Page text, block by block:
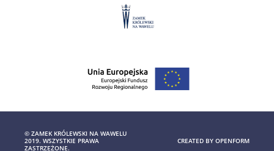
© ZAMEK KRÓLEWSKI NA WAWELU
2019. WSZYSTKIE PRAWA
ZASTRZEŻONE.
CREATED BY OPENFORM